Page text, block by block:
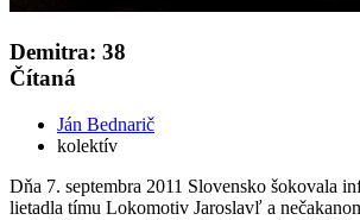
Demitra: 38
Čítaná
Ján Bednarič
kolektív
Dňa 7. septembra 2011 Slovensko šokovala
lietadla tímu Lokomotiv Jaroslavľ a